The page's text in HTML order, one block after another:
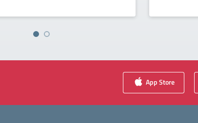
App Store